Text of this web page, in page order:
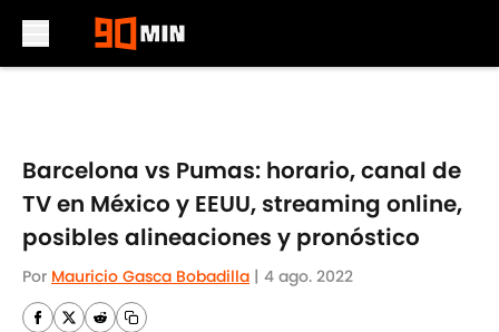
Barcelona vs Pumas: horario, canal de
TV en México y EEUU, streaming online,
posibles alineaciones y pronóstico
Por Mauricio Gasca Bobadilla | 4 ago. 2022